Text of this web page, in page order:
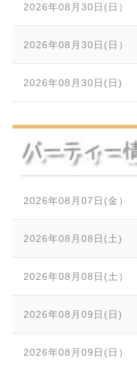
2026年08月30日(日）
2026年08月30日(日）
2026年08月30日(日)
2026年08月07日(金）
2026年08月08日(土)
2026年08月08日(土）
2026年08月09日(日)
2026年08月09日(日）